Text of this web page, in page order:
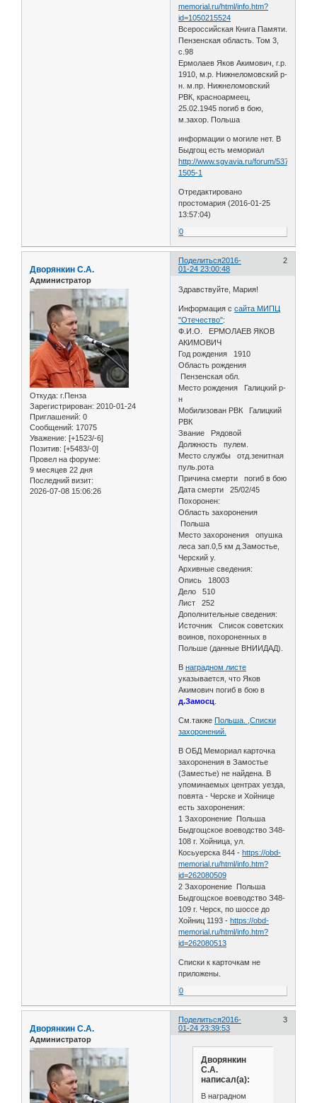
memorial.ru/html/info.htm?
id=1050215524
Всероссийская Книга Памяти.
Пензенская область. Том 3,
с.98
Ермолаев Яков Акимович, г.р.
1910, м.р. Нижнеломовский р-
н. м.пр. Нижнеломовский
РВК, красноармеец,
25.02.1945 погиб в бою,
м.захор. Польша
информации о могиле нет. В
Быдгощ есть мемориал
http://www.sgvavia.ru/forum/537-
1505-1
Отредактировано
простомария (2016-01-25
13:57:04)
0
Поделиться 2
2016-
01-24 23:00:48
Дворянкин С.А.
Администратор
Откуда: г.Пенза
Зарегистрирован: 2010-01-24
Приглашений: 0
Сообщений: 17075
Уважение: [+1523/-6]
Позитив: [+5483/-0]
Провел на форуме:
9 месяцев 22 дня
Последний визит:
2026-07-08 15:06:26
Здравствуйте, Мария!
Информация ссайта МИПЦ
"Отечество":
Ф.И.О. ЕРМОЛАЕВ ЯКОВ
АКИМОВИЧ
Год рождения 1910
Область рождения
Пензенская обл.
Место рождения Галицкий р-
н
Мобилизован РВК Галицкий
РВК
Звание Рядовой
Должность пулем.
Место службы отд.зенитная
пуль.рота
Причина смерти погиб в бою
Дата смерти 25/02/45
Похоронен:
Область захоронения
Польша
Место захоронения опушка
леса зап.0,5 км д.Замостье,
Черский у.
Архивные сведения:
Опись 18003
Дело 510
Лист 252
Дополнительные сведения:
Источник Список советских
воинов, похороненных в
Польше (данные ВНИИДАД).
Внаградном листе
указывается, что Яков
Акимович погиб в бою в
д.Замосц
См.такжеПольша. ,Списки
захоронений.
В ОБД Мемориал карточка
захоронения в Замостье
(Заместье) не найдена. В
упоминаемых центрах уезда,
повята - Черске и Хойнице
есть захоронения:
1 Захоронение Польша
Быдгощское воеводство З48-
108 г. Хойница, ул.
Косьуерска 844 -https://obd-
memorial.ru/html/info.htm?
id=262080509
2 Захоронение Польша
Быдгощское воеводство З48-
109 г. Черск, по шоссе до
Хойниц 1193 -https://obd-
memorial.ru/html/info.htm?
id=262080513
Списки к карточкам не
приложены.
0
Поделиться 3
2016-
01-24 23:39:53
Дворянкин С.А.
Администратор
Дворянкин
С.А.
написал(а):
В наградном